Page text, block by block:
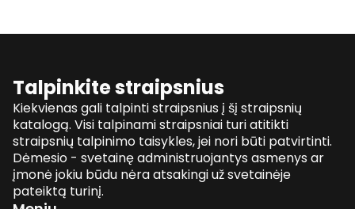
Talpinkite straipsnius
Kiekvienas gali talpinti straipsnius į šį straipsnių
katalogą. Visi talpinami straipsniai turi atitikti
straipsnių talpinimo taisykles, jei nori būti patvirtinti.
Dėmesio - svetainę administruojantys asmenys ar
įmonė jokiu būdu nėra atsakingi už svetainėje
pateiktą turinį.